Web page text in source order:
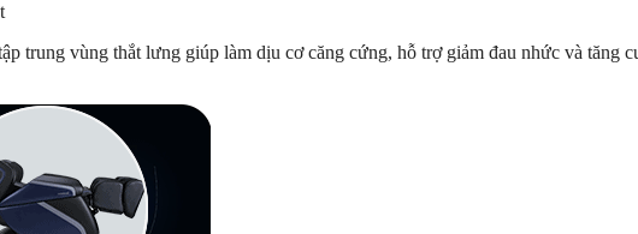
trung vùng thắt lưng giúp làm dịu cơ căng cứng, hỗ trợ giảm đau nhức và tăng